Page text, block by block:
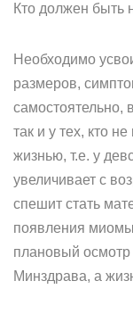
Кто должен быть
Необходимо
размеров,
самостоятельно,
так и у тех, кто
жизнью, т.е. у
увеличивает с
спешит стать
появления
плановый осмотр
Минздрава, а